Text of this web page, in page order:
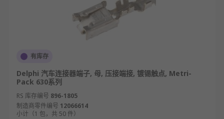
有库存
Delphi 汽车连接器端子, 母, 压接端接, 镀锡触点, Metri-
Pack 630系列
RS 库存编号 896-1805
制造商零件编号 12066614
小计（1 包，共 50 件）